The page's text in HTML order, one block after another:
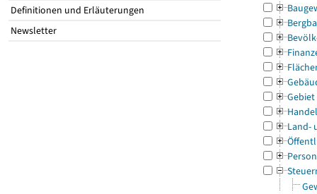
Definitionen und Erläuterungen
Newsletter
Gebiet
Land-